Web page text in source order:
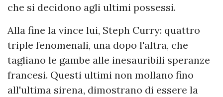
che si decidono agli ultimi possessi.
Alla fine la vince lui, Steph Curry: quattro
triple fenomenali, una dopo l'altra, che
tagliano le gambe alle inesauribili speranze
francesi. Questi ultimi non mollano fino
all'ultima sirena, dimostrano di essere la